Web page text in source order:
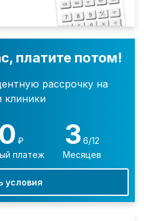
платите потом!
рассрочку на
клиники
0 ₽
платеж
3 6/12
Месяцев
условия